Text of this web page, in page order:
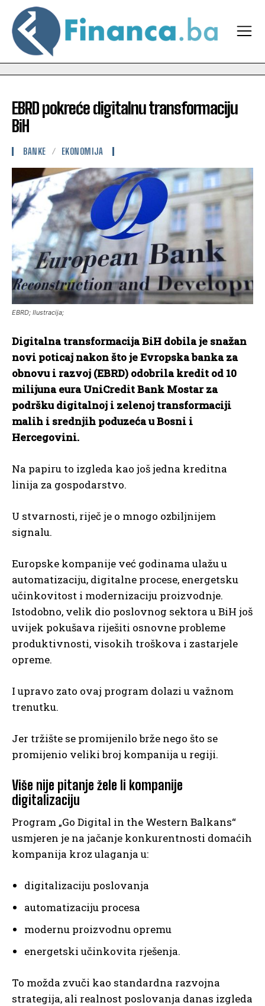
EBRD pokreće digitalnu transformaciju
BiH
BANKE EKONOMIJA
EBRD; Ilustracija;
Digitalna transformacija BiH dobila je snažan
novi poticaj nakon što je Evropska banka za
obnovu i razvoj (EBRD) odobrila kredit od 10
milijuna eura UniCredit Bank Mostar za
podršku digitalnoj i zelenoj transformaciji
malih i srednjih poduzeća u Bosni i
Hercegovini.
Na papiru to izgleda kao još jedna kreditna
linija za gospodarstvo.
U stvarnosti, riječ je o mnogo ozbiljnijem
signalu.
Europske kompanije već godinama ulažu u
automatizaciju, digitalne procese, energetsku
učinkovitost i modernizaciju proizvodnje.
Istodobno, velik dio poslovnog sektora u BiH još
uvijek pokušava riješiti osnovne probleme
produktivnosti, visokih troškova i zastarjele
opreme.
I upravo zato ovaj program dolazi u važnom
trenutku.
Jer tržište se promijenilo brže nego što se
promijenio veliki broj kompanija u regiji.
Više nije pitanje žele li kompanije
digitalizaciju
Program „Go Digital in the Western Balkans“
usmjeren je na jačanje konkurentnosti domaćih
kompanija kroz ulaganja u:
digitalizaciju poslovanja
automatizaciju procesa
modernu proizvodnu opremu
energetski učinkovita rješenja.
To možda zvuči kao standardna razvojna
strategija, ali realnost poslovanja danas izgleda